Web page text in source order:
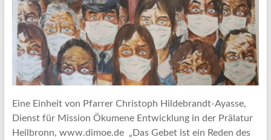
Eine Einheit von Pfarrer Christoph Hildebrandt-Ayasse,
Dienst für Mission Ökumene Entwicklung in der Prälatur
Heilbronn, www.dimoe.de „Das Gebet ist ein Reden des